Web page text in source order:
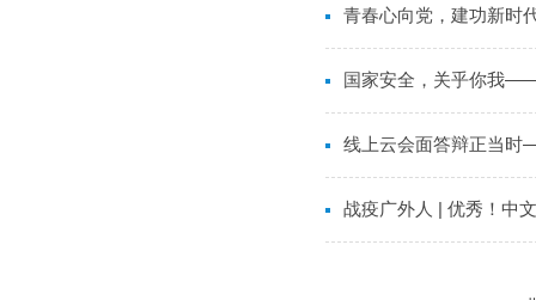
青春心向党，建功新时
国家安全，关乎你我
线上云会面答辩正当时
战疫广外人 | 优秀！中